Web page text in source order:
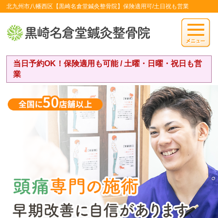
北九州市八幡西区【黒崎名倉堂鍼灸整骨院】保険適用可/土日祝も営業
当日予約OK！保険適用も可能 / 土曜・日曜・祝日も営
業